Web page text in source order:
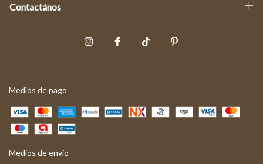
Contactános
Medios de pago
Medios de envío